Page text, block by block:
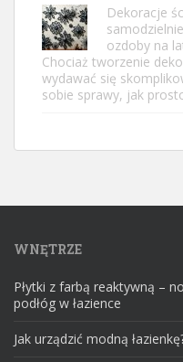
Dekoracje
ozdoby na
Chociaż tworzenie
wydawać się
sobie sprawy, jak
WNĘTRZE
Płytki z farbą reaktywną –
podłóg w łazience
Jak urządzić modną